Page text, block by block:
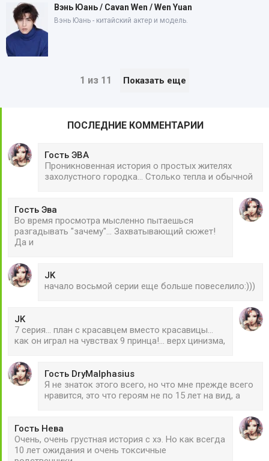
Вэнь Юань / Cavan Wen / Wen Yuan
Вэнь Юань - китайский актер и модель.
1 из 11 Показать еще
ПОСЛЕДНИЕ КОММЕНТАРИИ
Гость ЭВА
Проникновенная история о простых жителях
захолустного городка... Столько тепла и обычной
Гость Эва
Во время просмотра мысленно пытаешься
разгадывать "зачему"... Захватывающий сюжет!
Да и
JK
начало восьмой серии еще больше повеселило:)))
JK
7 серия... план с красавцем вместо красавицы...
как он играл на чувствах 9 принца!... верх цинизма,
Гость DryMalphasius
Я не знаток этого всего, но что мне прежде всего
нравится, это что героям не по 15 лет на вид, а
Гость Нева
Очень, очень грустная история с хэ. Но как всегда
10 лет ожидания и очень токсичные